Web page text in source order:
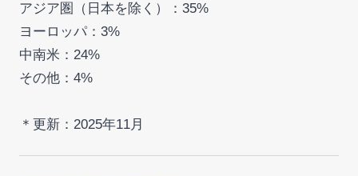
アジア圏（日本を除く）：35%
ヨーロッパ：3%
中南米：24%
その他：4%
＊更新：2025年11月